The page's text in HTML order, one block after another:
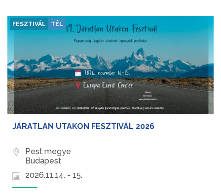
FESZTIVÁL TÉL
JÁRATLAN UTAKON FESZTIVÁL 2026
Pest megye
Budapest
2026.11.14. - 15.